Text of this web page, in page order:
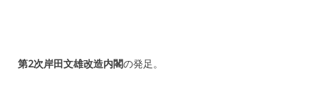
第2次岸田文雄改造内閣の発足。